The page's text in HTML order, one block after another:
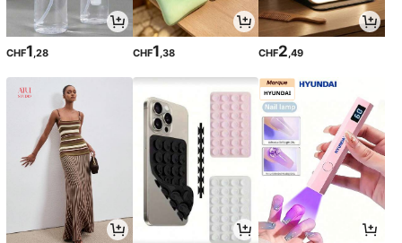
CHF1,28 CHF1,38 CHF2,49